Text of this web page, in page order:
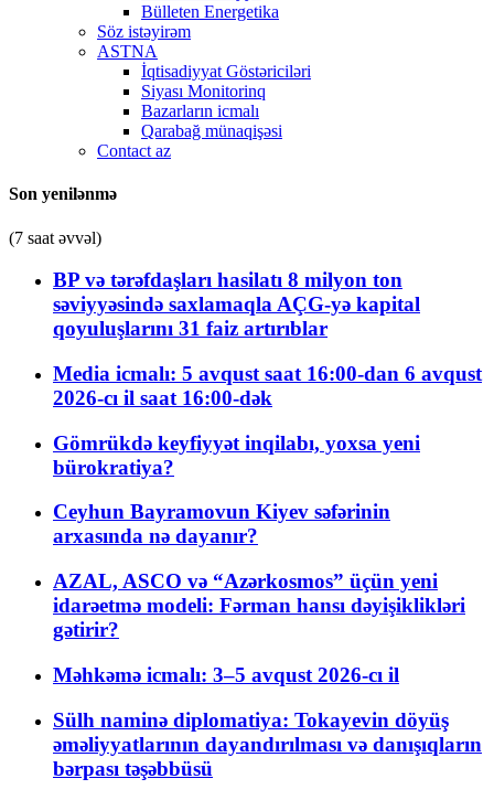
Bülleten Energetika
Söz istəyirəm
ASTNA
İqtisadiyyat Göstəriciləri
Siyası Monitorinq
Bazarların icmalı
Qarabağ münaqişəsi
Contact az
Son yenilənmə
(7 saat əvvəl)
BP və tərəfdaşları hasilatı 8 milyon ton
səviyyəsində saxlamaqla AÇG-yə kapital
qoyuluşlarını 31 faiz artırıblar
Media icmalı: 5 avqust saat 16:00-dan 6 avqust
2026-cı il saat 16:00-dək
Gömrükdə keyfiyyət inqilabı, yoxsa yeni
bürokratiya?
Ceyhun Bayramovun Kiyev səfərinin
arxasında nə dayanır?
AZAL, ASCO və “Azərkosmos” üçün yeni
idarəetmə modeli: Fərman hansı dəyişiklikləri
gətirir?
Məhkəmə icmalı: 3–5 avqust 2026-cı il
Sülh naminə diplomatiya: Tokayevin döyüş
əməliyyatlarının dayandırılması və danışıqların
bərpası təşəbbüsü